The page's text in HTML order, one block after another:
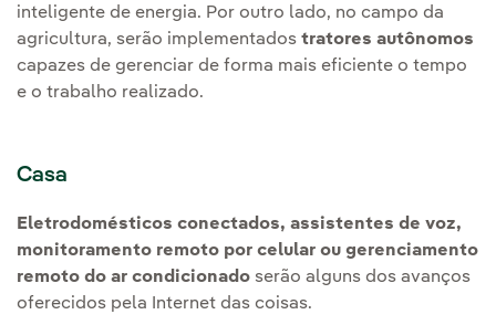
inteligente de energia. Por outro lado, no campo da
agricultura, serão implementados tratores autônomos
capazes de gerenciar de forma mais eficiente o tempo
e o trabalho realizado.
Casa
Eletrodomésticos conectados, assistentes de voz,
monitoramento remoto por celular ou gerenciamento
remoto do ar condicionado serão alguns dos avanços
oferecidos pela Internet das coisas.